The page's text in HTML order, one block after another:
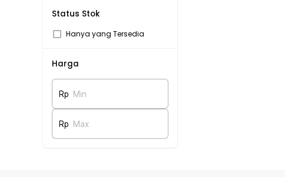
Status Stok
Hanya yang Tersedia
Harga
Rp Min
Rp Max